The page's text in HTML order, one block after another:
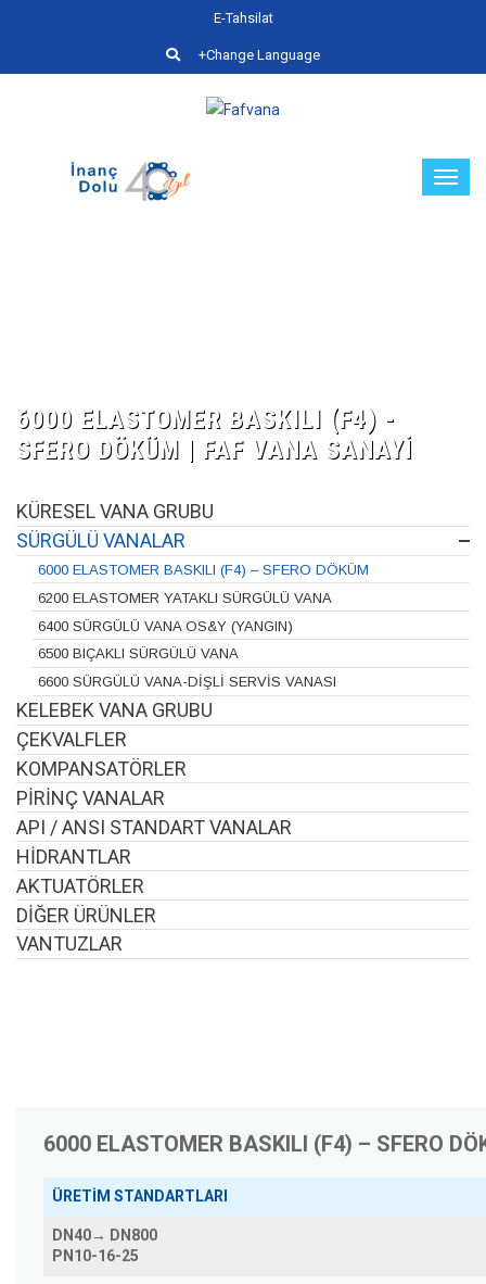
E-Tahsilat
+Change Language
6000 ELASTOMER BASKILI (F4) -
SFERO DÖKÜM | FAF VANA SANAYI
KÜRESEL VANA GRUBU
SÜRGÜLÜ VANALAR
6000 ELASTOMER BASKILI (F4) – SFERO DÖKÜM
6200 ELASTOMER YATAKLI SÜRGÜLÜ VANA
6400 SÜRGÜLÜ VANA OS&Y (YANGIN)
6500 BIÇAKLI SÜRGÜLÜ VANA
6600 SÜRGÜLÜ VANA-DİŞLİ SERVİS VANASI
KELEBEK VANA GRUBU
ÇEKVALFLER
KOMPANSATÖRLER
PİRİNÇ VANALAR
API / ANSI STANDART VANALAR
HİDRANTLAR
AKTUATÖRLER
DİĞER ÜRÜNLER
VANTUZLAR
6000 ELASTOMER BASKILI (F4) – SFERO
ÜRETİM STANDARTLARI
DN40→ DN800
PN10-16-25